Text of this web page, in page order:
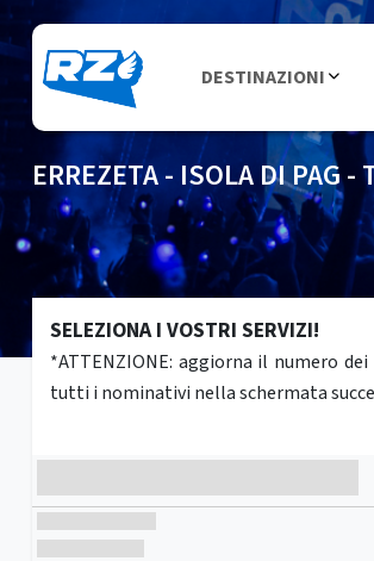
DESTINAZIONI
ERREZETA - ISOLA DI PAG -
SELEZIONA I VOSTRI SERVIZI!
*ATTENZIONE: aggiorna il numero
tutti i nominativi nella schermata